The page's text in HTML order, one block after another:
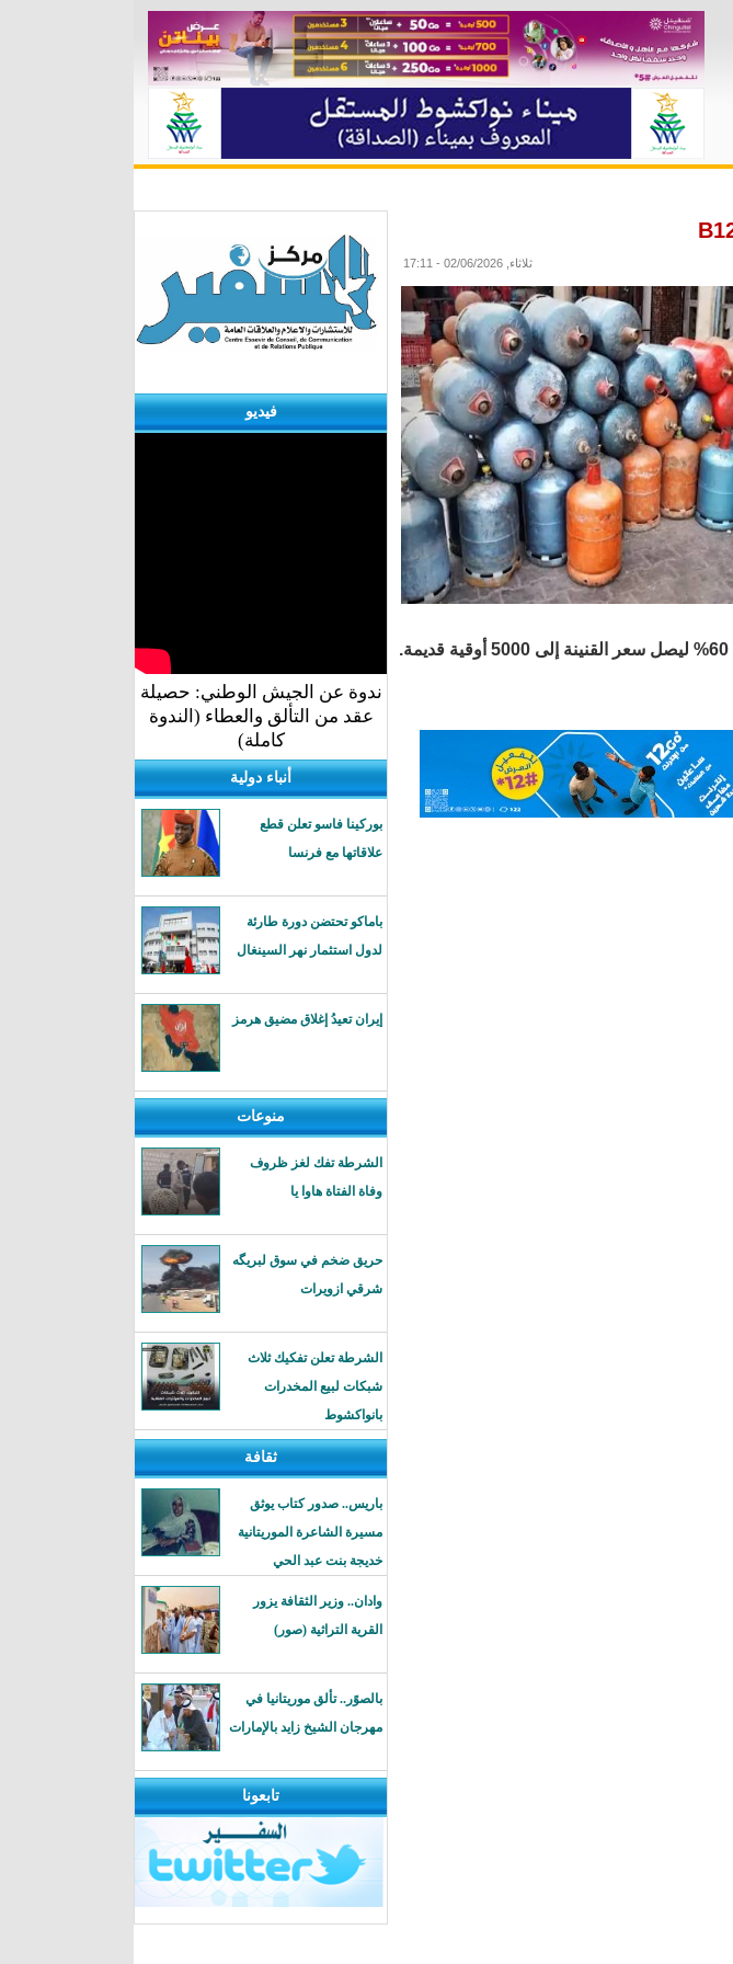
ثلاثاء, 02/06/2026 - 17:11
فيديو
ندوة عن الجيش الوطني: حصيلة
عقد من التألق والعطاء (الندوة
كاملة)
أنباء دولية
بوركينا فاسو تعلن قطع
علاقاتها مع فرنسا
باماكو تحتضن دورة طارئة
لدول استثمار نهر السينغال
إيران تعيدُ إغلاق مضيق هرمز
منوعات
الشرطة تفك لغز ظروف
وفاة الفتاة هاوا يا
حريق ضخم في سوق لبريگه
شرقي ازويرات
الشرطة تعلن تفكيك ثلاث
شبكات لبيع المخدرات
بانواكشوط
ثقافة
باريس.. صدور كتاب يوثق
مسيرة الشاعرة الموريتانية
خديجة بنت عبد الحي
وادان.. وزير الثقافة يزور
القرية التراثية (صور)
بالصوًر.. تألق موريتانيا في
مهرجان الشيخ زايد بالإمارات
تابعونا